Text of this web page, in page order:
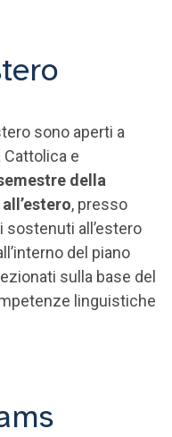
sono aperti a
e
della
, presso
sostenuti all’estero
del piano
sulla base del
linguistiche